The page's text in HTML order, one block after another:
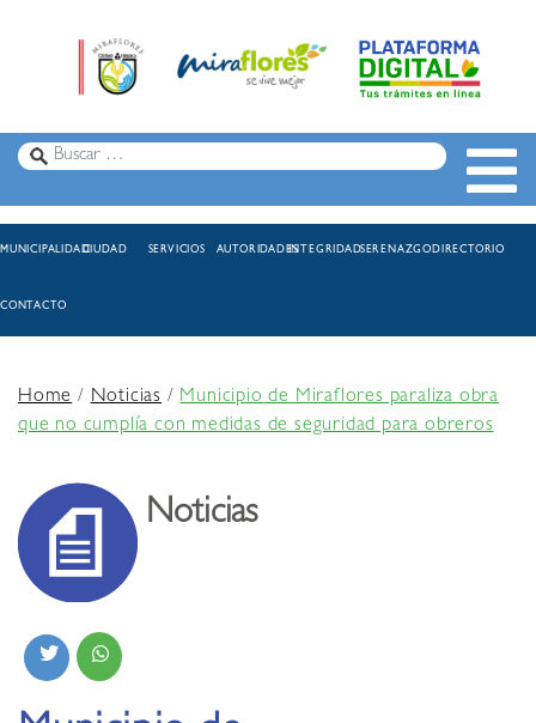
MUNICIPALIDADCIUDAD SERVICIOS AUTORIDADESINTEGRIDADSERENAZGODIRECTORIO
CONTACTO
Home/Noticias /Municipio de Miraflores paraliza obra
que no cumplía con medidas de seguridad para obreros
Noticias